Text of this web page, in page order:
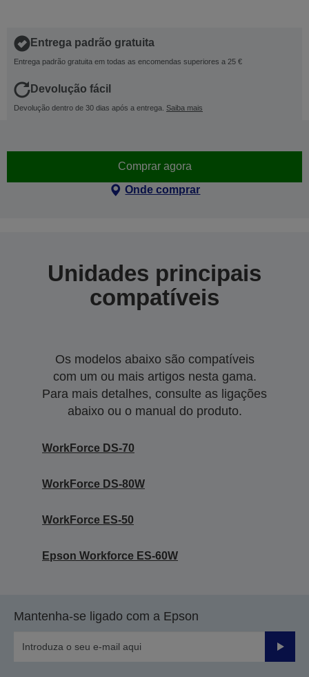
Entrega padrão gratuita
Entrega padrão gratuita em todas as encomendas superiores a 25 €
Devolução fácil
Devolução dentro de 30 dias após a entrega. Saiba mais
Comprar agora
Onde comprar
Unidades principais
compatíveis
Os modelos abaixo são compatíveis
com um ou mais artigos nesta gama.
Para mais detalhes, consulte as ligações
abaixo ou o manual do produto.
WorkForce DS-70
WorkForce DS-80W
WorkForce ES-50
Epson Workforce ES-60W
Mantenha-se ligado com a Epson
Enviar